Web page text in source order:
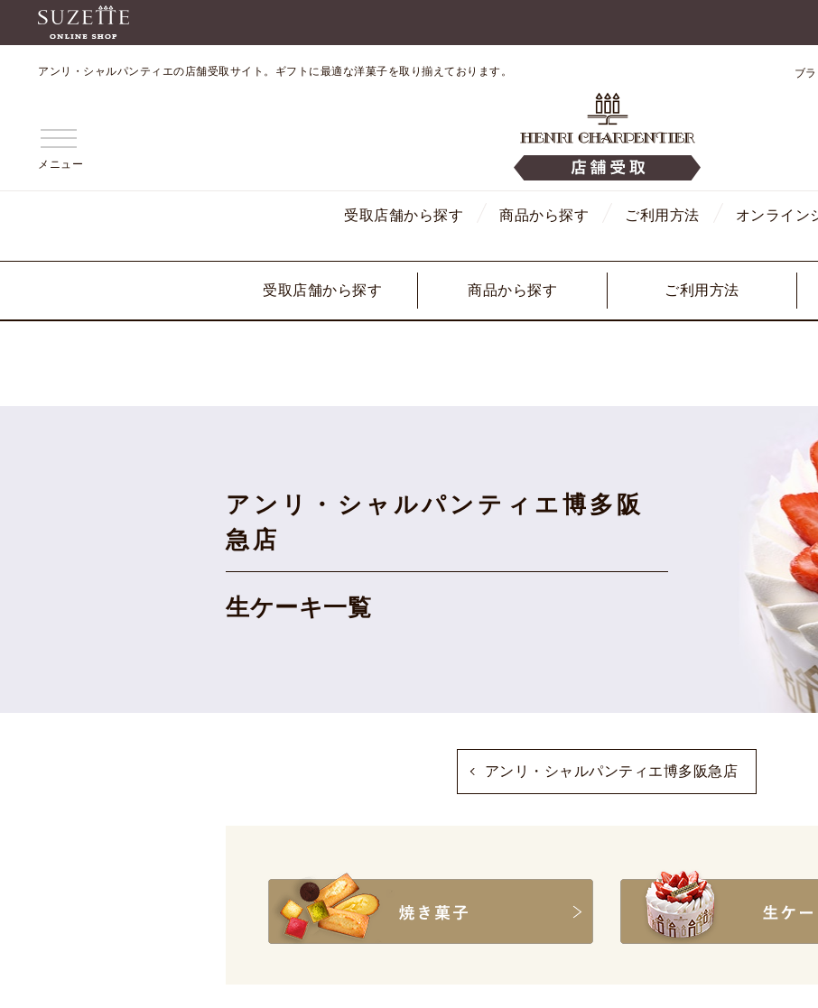
アンリ・シャルパンティエの店舗受取サイト。ギフトに最適な洋菓子を取り揃えております。 ブ
メニュー
受取店舗から探す 商品から探す ご利用方法 オンライン
受取店舗から探す 商品から探す ご利用方法
アンリ・シャルパンティエ博多阪
急店
生ケーキ一覧
アンリ・シャルパンティエ博多阪急店